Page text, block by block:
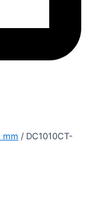
mm / DC1010CT-